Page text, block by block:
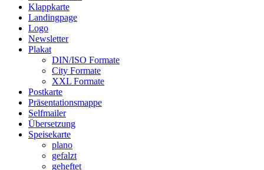
Klappkarte
Landingpage
Logo
Newsletter
Plakat
DIN/ISO Formate
City Formate
XXL Formate
Postkarte
Präsentationsmappe
Selfmailer
Übersetzung
Speisekarte
plano
gefalzt
geheftet